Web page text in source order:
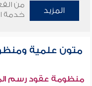
المزيد
من
خدمة
متون علمية
منظومة عقود رسم